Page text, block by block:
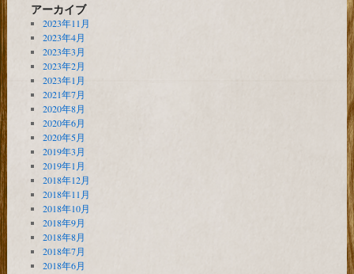
アーカイブ
2023年11月
2023年4月
2023年3月
2023年2月
2023年1月
2021年7月
2020年8月
2020年6月
2020年5月
2019年3月
2019年1月
2018年12月
2018年11月
2018年10月
2018年9月
2018年8月
2018年7月
2018年6月